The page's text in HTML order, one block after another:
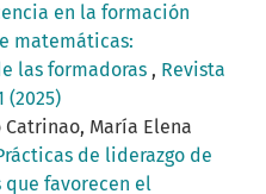
en la formación
matemáticas:
las formadoras , Revista
(2025)
Catrinao, María Elena
de liderazgo de
favorecen el